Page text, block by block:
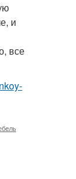
и
все